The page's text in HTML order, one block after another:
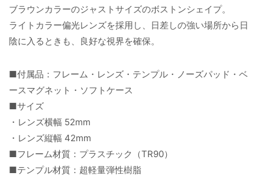
ブラウンカラーのジャストサイズのボストンシェイプ。
ライトカラー偏光レンズを採用し、日差しの強い場所から日
陰に入るときも、良好な視界を確保。
■付属品：フレーム・レンズ・テンプル・ノーズパッド・ベ
ースマグネット・ソフトケース
■サイズ
・レンズ横幅 52mm
・レンズ縦幅 42mm
■フレーム材質：プラスチック（TR90）
■テンプル材質：超軽量弾性樹脂